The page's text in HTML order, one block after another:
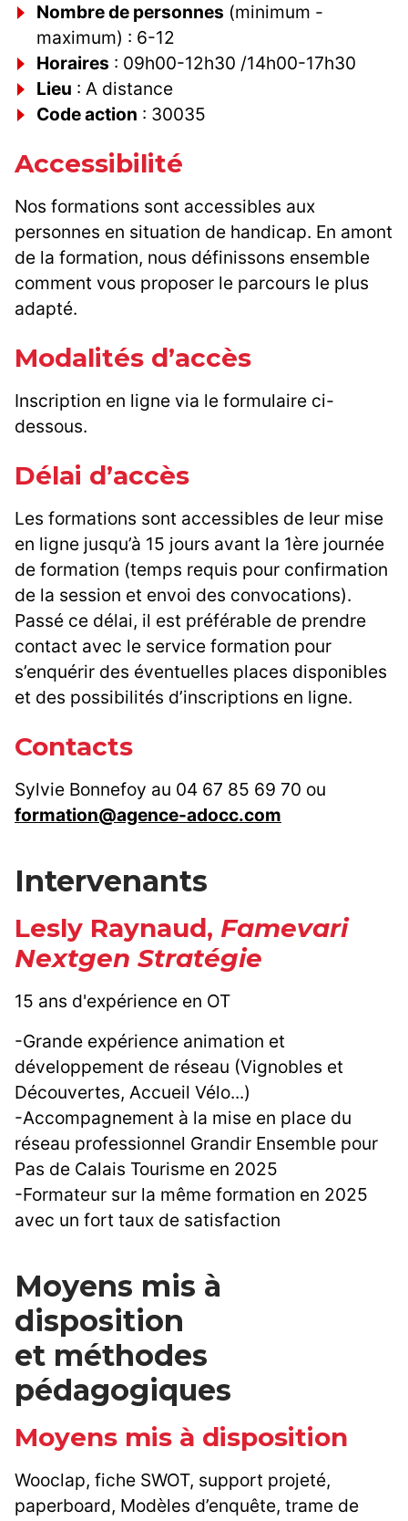
Nombre de personnes (minimum -
maximum) : 6-12
Horaires : 09h00-12h30 /14h00-17h30
Lieu : A distance
Code action : 30035
Accessibilité
Nos formations sont accessibles aux
personnes en situation de handicap. En amont
de la formation, nous définissons ensemble
comment vous proposer le parcours le plus
adapté.
Modalités d’accès
Inscription en ligne via le formulaire ci-
dessous.
Délai d’accès
Les formations sont accessibles de leur mise
en ligne jusqu’à 15 jours avant la 1ère journée
de formation (temps requis pour confirmation
de la session et envoi des convocations).
Passé ce délai, il est préférable de prendre
contact avec le service formation pour
s’enquérir des éventuelles places disponibles
et des possibilités d’inscriptions en ligne.
Contacts
Sylvie Bonnefoy au 04 67 85 69 70 ou
formation@agence-adocc.com
Intervenants
Lesly Raynaud, Famevari
Nextgen Stratégie
15 ans d'expérience en OT
-Grande expérience animation et
développement de réseau (Vignobles et
Découvertes, Accueil Vélo...)
-Accompagnement à la mise en place du
réseau professionnel Grandir Ensemble pour
Pas de Calais Tourisme en 2025
-Formateur sur la même formation en 2025
avec un fort taux de satisfaction
Moyens mis à
disposition
et méthodes
pédagogiques
Moyens mis à disposition
Wooclap, fiche SWOT, support projeté,
paperboard, Modèles d’enquête, trame de